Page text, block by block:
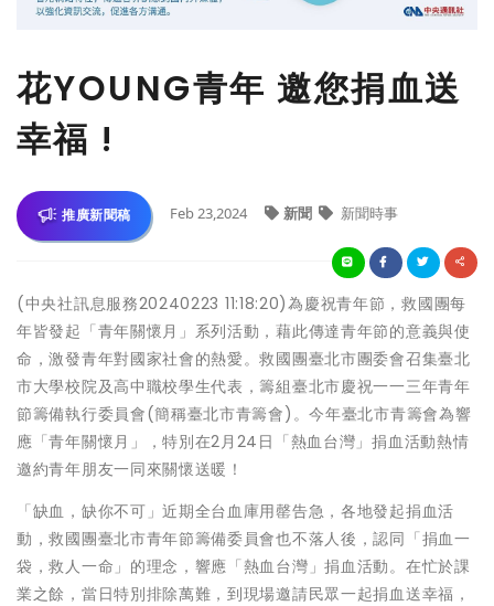
花YOUNG青年 邀您捐血送
幸福 !
推廣新聞稿 Feb 23,2024 新聞 新聞時事
(中央社訊息服務20240223 11:18:20)為慶祝青年節，救國團每
年皆發起「青年關懷月」系列活動，藉此傳達青年節的意義與使
命，激發青年對國家社會的熱愛。救國團臺北市團委會召集臺北
市大學校院及高中職校學生代表，籌組臺北市慶祝一一三年青年
節籌備執行委員會(簡稱臺北市青籌會)。今年臺北市青籌會為響
應「青年關懷月」，特別在2月24日「熱血台灣」捐血活動熱情
邀約青年朋友一同來關懷送暖！
「缺血，缺你不可」近期全台血庫用罄告急，各地發起捐血活
動，救國團臺北市青年節籌備委員會也不落人後，認同「捐血一
袋，救人一命」的理念，響應「熱血台灣」捐血活動。在忙於課
業之餘，當日特別排除萬難，到現場邀請民眾一起捐血送幸福，